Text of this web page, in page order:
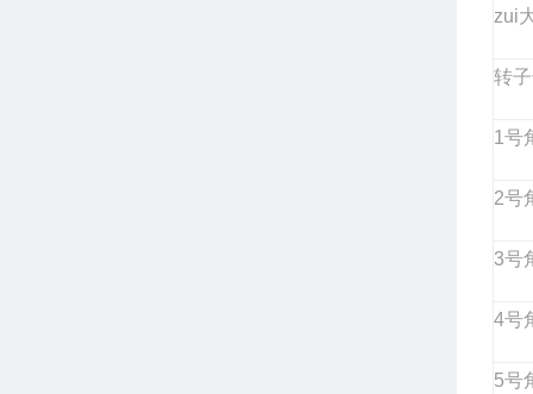
zui
转
1 号
2号
3号
4号
5号